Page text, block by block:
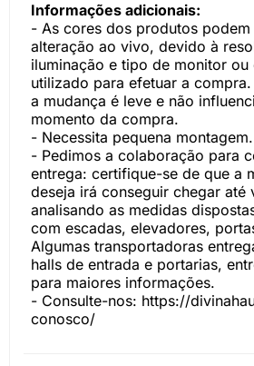
Informações adicionais:
- As cores dos produtos podem
alteração ao vivo, devido à
iluminação e tipo de monitor ou
utilizado para efetuar a compra.
a mudança é leve e não
momento da compra.
- Necessita pequena montagem.
- Pedimos a colaboração para
entrega: certifique-se de que a
deseja irá conseguir chegar até
analisando as medidas
com escadas, elevadores,
Algumas transportadoras
halls de entrada e portarias,
para maiores informações.
- Consulte-nos: https://
conosco/